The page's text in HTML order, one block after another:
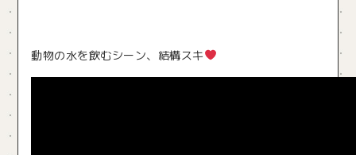
動物の水を飲むシーン、結構スキ